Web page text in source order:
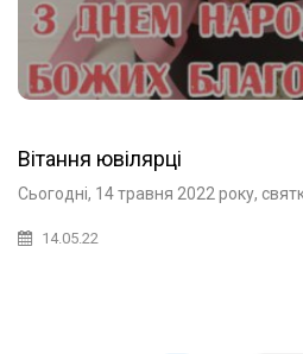
Вітання ювілярці
Сьогодні, 14 травня 2022 року,
14.05.22